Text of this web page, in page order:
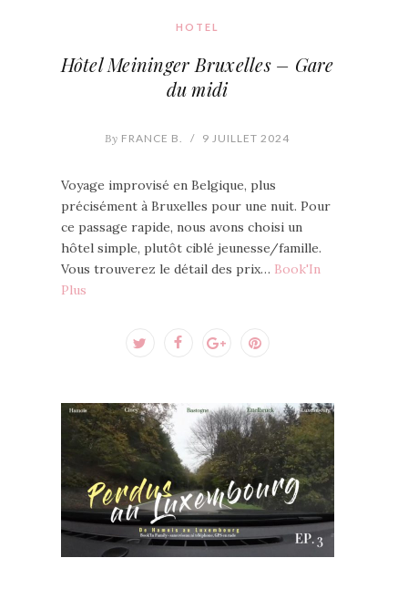
HOTEL
Hôtel Meininger Bruxelles – Gare
du midi
By FRANCE B. / 9 JUILLET 2024
Voyage improvisé en Belgique, plus
précisément à Bruxelles pour une nuit. Pour
ce passage rapide, nous avons choisi un
hôtel simple, plutôt ciblé jeunesse/famille.
Vous trouverez le détail des prix… Book'In
Plus